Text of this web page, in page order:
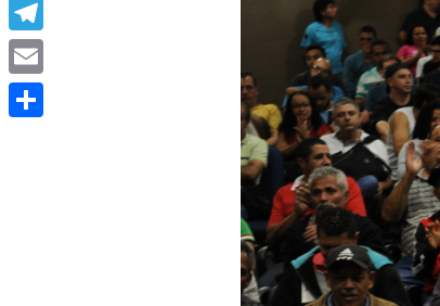
WhatsApp
Telegram
Email